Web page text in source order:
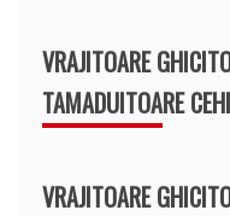
VRAJITOARE
TAMADUITOARE
VRAJITOARE